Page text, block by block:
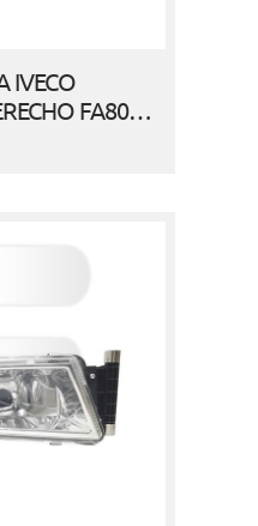
IVECO
FA80…